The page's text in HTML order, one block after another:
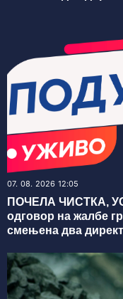
07. 08. 2026 12:05
ПОЧЕЛА ЧИСТКА,
одговор на жалбе
смењена два